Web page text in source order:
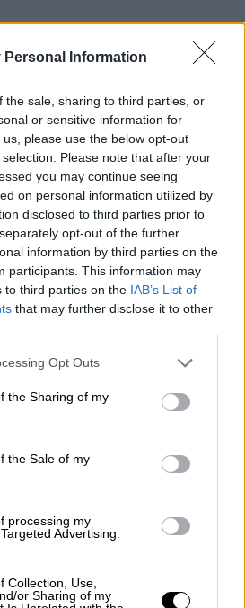
Personal Information
the sale, sharing to third parties, or
or sensitive information for
please use the below opt-out
Please note that after your
you may continue seeing
on personal information utilized by
disclosed to third parties prior to
opt-out of the further
information by third parties on the
participants. This information may
to third parties on the IAB’s List of
that may further disclose it to other
app uses one or more Google
usage behaviour. You may click to
Google and its third-party tags to
specified purposes in below Google
Opt Outs
the Sharing of my
the Sale of my
processing my
Advertising.
Collection, Use,
or Sharing of my
τώρα, που είναι το πιο
Γιατί φτάσαμε; Τι
είναι πόνος,
μπορούμε να χαρούμε, να
διάλεξε η ψυχή μας και η
στο θυσιαστήριο, να
μεταδίδουμε την Θεία
οι άλλοι πονάνε και αυτοί
τα σκληρά δεν το
είναι ανάγκη. Πρέπει να
κάτι χειρότερο. Είναι
αυτά τα
των ιερών ναών και
δύο μεγάλα κεφάλαια.
Θείας Κοινωνίας, της
και της συνάθροισης. Στο
για την Εκκλησία δεν χωράει
είναι η Θεία
είναι αναγκαία
πρώτο είναι έργο της
πάρει την εντολή από